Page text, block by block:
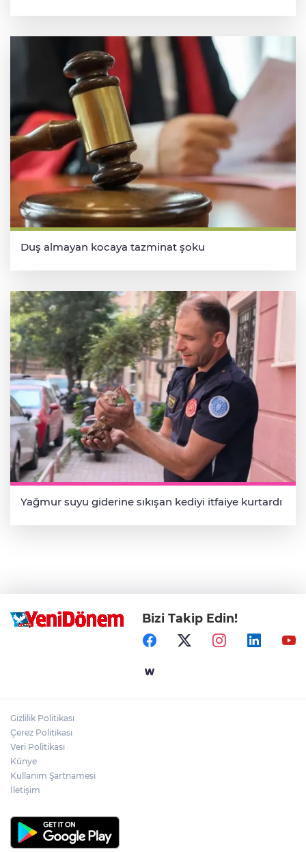
Duş almayan kocaya tazminat şoku
Yağmur suyu giderine sıkışan kediyi itfaiye kurtardı
Bizi Takip Edin!
Gizlilik Politikası
Çerez Politikası
Veri Politikası
Künye
Kullanım Şartnamesi
İletişim